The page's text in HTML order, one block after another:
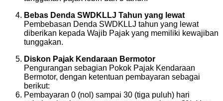
Bebas Denda SWDKLLJ Tahun yang lewat
Pembebasan Denda SWDKLLJ tahun yang lewat
diberikan kepada Wajib Pajak yang memiliki kewajiban
tunggakan.
Diskon Pajak Kendaraan Bermotor
Pengurangan sebagian Pokok Pajak Kendaraan
Bermotor, dengan ketentuan pembayaran sebagai
berikut:
Pembayaran 0 (nol) sampai 30 (tiga puluh) hari